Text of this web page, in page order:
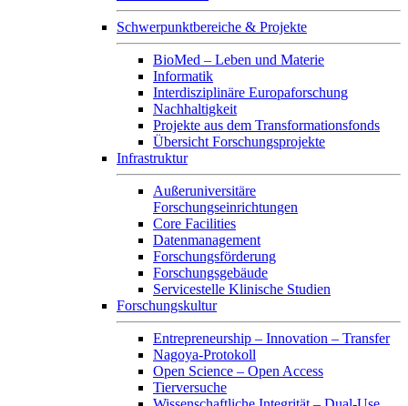
Schwerpunktbereiche & Projekte
BioMed – Leben und Materie
Informatik
Interdisziplinäre Europaforschung
Nachhaltigkeit
Projekte aus dem Transformationsfonds
Übersicht Forschungsprojekte
Infrastruktur
Außeruniversitäre
Forschungseinrichtungen
Core Facilities
Datenmanagement
Forschungsförderung
Forschungsgebäude
Servicestelle Klinische Studien
Forschungskultur
Entrepreneurship – Innovation – Transfer
Nagoya-Protokoll
Open Science – Open Access
Tierversuche